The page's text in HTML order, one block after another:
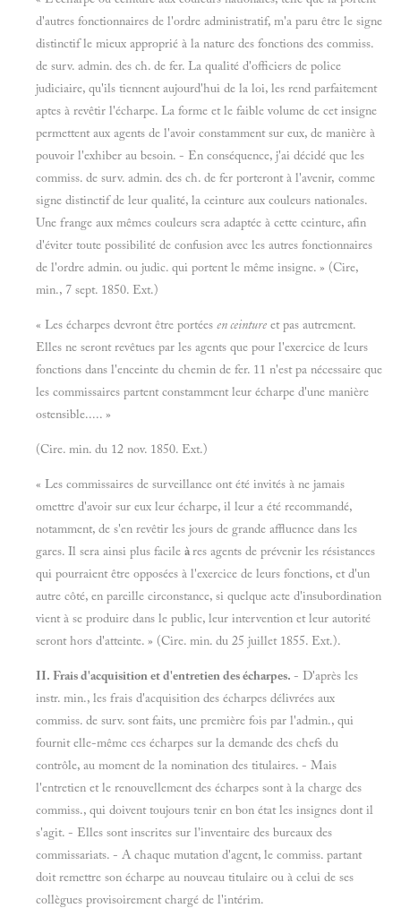
d'autres fonctionnaires de l'ordre administratif, m'a paru être le signe
distinctif le mieux approprié à la nature des fonctions des commiss.
de surv. admin. des ch. de fer. La qualité d'officiers de police
judiciaire, qu'ils tiennent aujourd'hui de la loi, les rend parfaitement
aptes à revêtir l'écharpe. La forme et le faible volume de cet insigne
permettent aux agents de l'avoir constamment sur eux, de manière à
pouvoir l'exhiber au besoin. - En conséquence, j'ai décidé que les
commiss. de surv. admin. des ch. de fer porteront à l'avenir, comme
signe distinctif de leur qualité, la ceinture aux couleurs nationales.
Une frange aux mêmes couleurs sera adaptée à cette ceinture, afin
d'éviter toute possibilité de confusion avec les autres fonctionnaires
de l'ordre admin. ou judic. qui portent le même insigne. » (Cire,
min., 7 sept. 1850. Ext.)
« Les écharpes devront être portées en ceinture et pas autrement.
Elles ne seront revêtues par les agents que pour l'exercice de leurs
fonctions dans l'enceinte du chemin de fer. 11 n'est pa nécessaire que
les commissaires partent constamment leur écharpe d'une manière
ostensible..... »
(Cire. min. du 12 nov. 1850. Ext.)
« Les commissaires de surveillance ont été invités à ne jamais
omettre d'avoir sur eux leur écharpe, il leur a été recommandé,
notamment, de s'en revêtir les jours de grande affluence dans les
gares. Il sera ainsi plus facile àres agents de prévenir les résistances
qui pourraient être opposées à l'exercice de leurs fonctions, et d'un
autre côté, en pareille circonstance, si quelque acte d'insubordination
vient à se produire dans le public, leur intervention et leur autorité
seront hors d'atteinte. » (Cire. min. du 25 juillet 1855. Ext.).
II. Frais d'acquisition et d'entretien des écharpes. - D'après les
instr. min., les frais d'acquisition des écharpes délivrées aux
commiss. de surv. sont faits, une première fois par l'admin., qui
fournit elle-même ces écharpes sur la demande des chefs du
contrôle, au moment de la nomination des titulaires. - Mais
l'entretien et le renouvellement des écharpes sont à la charge des
commiss., qui doivent toujours tenir en bon état les insignes dont il
s'agit. - Elles sont inscrites sur l'inventaire des bureaux des
commissariats. - A chaque mutation d'agent, le commiss. partant
doit remettre son écharpe au nouveau titulaire ou à celui de ses
collègues provisoirement chargé de l'intérim.